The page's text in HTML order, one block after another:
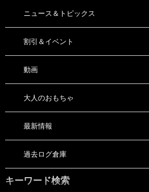
ニュース＆トピックス
割引＆イベント
動画
大人のおもちゃ
最新情報
過去ログ倉庫
キーワード検索